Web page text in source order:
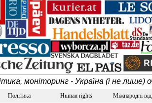
моніторинг - Україна (і не лише)
Політика Human rights Міжнародні